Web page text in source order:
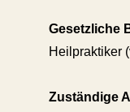
Gesetzliche
Heilpraktiker
Zuständige